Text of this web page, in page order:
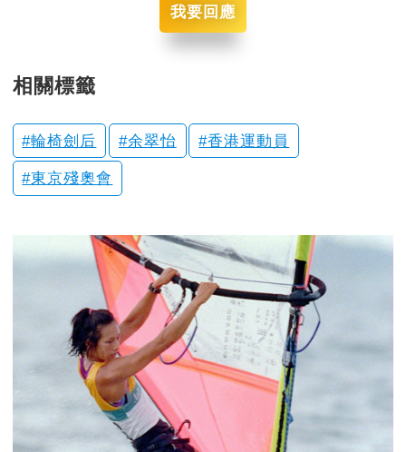
我要回應
相關標籤
輪椅劍后 余翠怡 香港運動員
東京殘奧會